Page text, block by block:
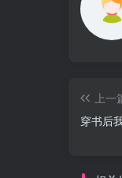
上一
穿书后